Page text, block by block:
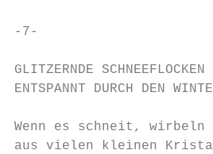
-7-
GLITZERNDE SCHNEEFLOCKEN
ENTSPANNT DURCH DEN
Wenn es schneit, wirbeln
aus vielen kleinen